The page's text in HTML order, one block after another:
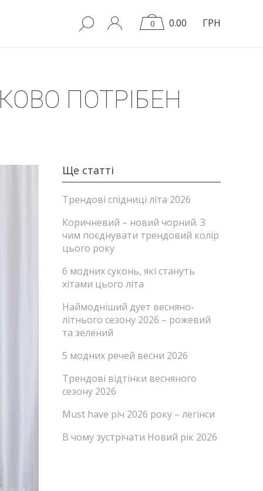
0 0.00 ГРН
ПОТРІБЕН
Ще статті
Трендові спідниці літа 2026
Коричневий – новий чорний. З
чим поєднувати трендовий колір
цього року
6 модних суконь, які стануть
хітами цього літа
Наймодніший дует весняно-
літнього сезону 2026 – рожевий
та зелений
5 модних речей весни 2026
Трендові відтінки весняного
сезону 2026
Must have річ 2026 року – легінси
В чому зустрічати Новий рік 2026